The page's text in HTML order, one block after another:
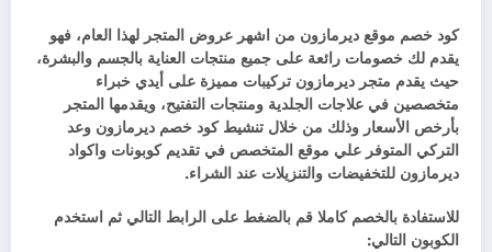
كود خصم موقع ديرمازون من اشهر عروض المتجر لهذا العام، فهو
يقدم لك خصومات رائعة على جميع منتجات العناية بالجسم والبشرة،
حيث يقدم متجر ديرمازون تركيبات مميزة على أيدي خبراء
متخصصين في علاجات الجلدية ومنتجات التفتيح، ويقدمها المتجر
بأرخص الأسعار وذلك من خلال تنشيط كود خصم ديرمازون وعد
التركي المتوفر علي موقع المتخصص في تقديم كوبونات واكواد
ديرمازون للتخفيضات والتنزيلات عند الشراء.
للاستفادة بالخصم كاملا قم بالضغط على الرابط التالي ثم استخدم
الكوبون التالي: